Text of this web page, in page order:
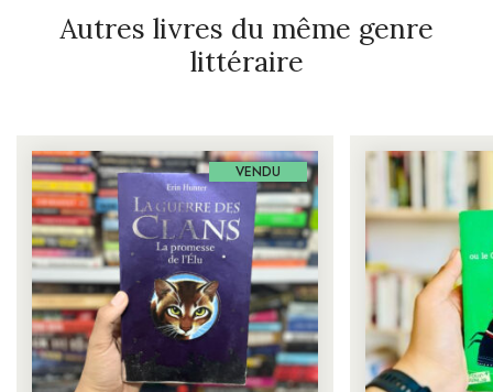
Autres livres du même genre
littéraire
VENDU